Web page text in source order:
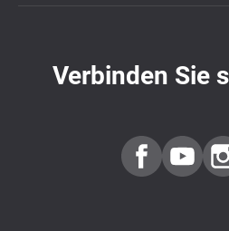
Verbinden Sie